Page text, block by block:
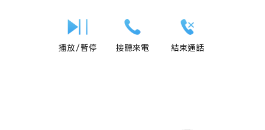
播放／暫停 接聽來電 結束通話